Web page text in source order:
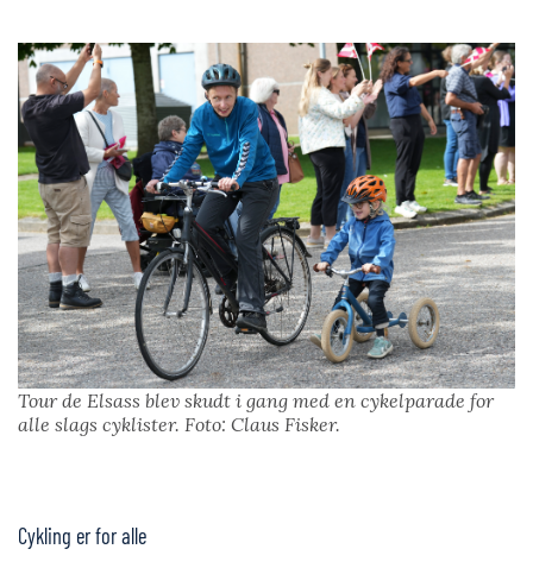
Tour de Elsass blev skudt i gang med en cykelparade for
alle slags cyklister. Foto: Claus Fisker.
Cykling er for alle